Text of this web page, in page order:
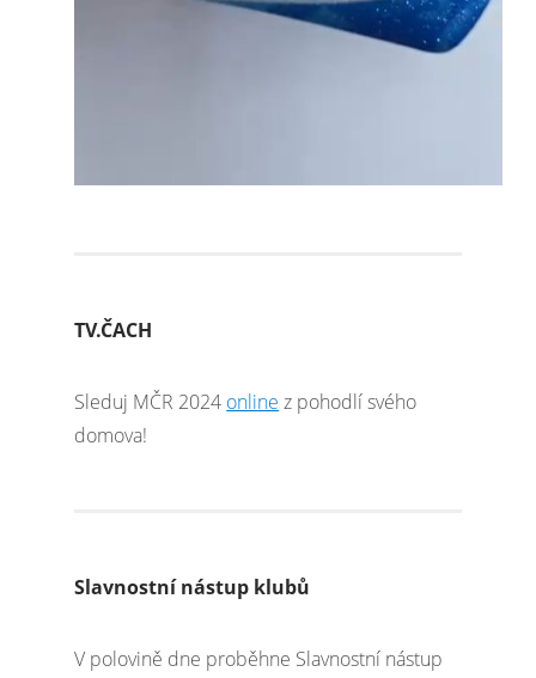
TV.ČACH
Sleduj MČR 2024 online z pohodlí svého
domova!
Slavnostní nástup klubů
V polovině dne proběhne Slavnostní nástup